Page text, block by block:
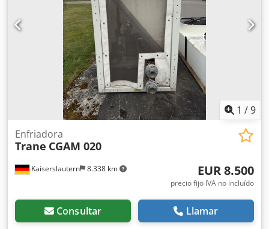
1 /9
Kaiserslautern 8.338 km
Enfriadora
Trane CGAM 020
EUR 8.500
precio fijo IVA no incluído
Consultar Llamar